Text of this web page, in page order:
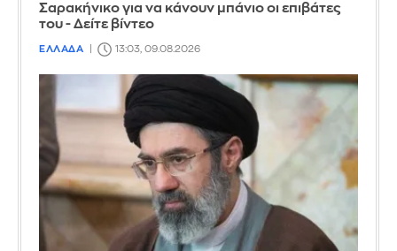
Σαρακήνικο για να κάνουν μπάνιο οι επιβάτες
του - Δείτε βίντεο
ΕΛΛΑΔΑ 13:03, 09.08.2026